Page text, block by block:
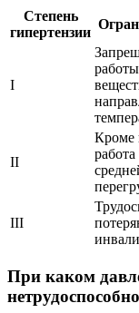
Степень
гипертензии
І
ІІ
Кроме
ІІІ
При каком